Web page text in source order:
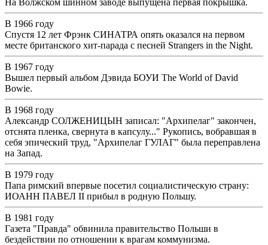
В 1966 году
Спустя 12 лет Фрэнк СИНАТРА опять оказался на первом
месте британского хит-парада с песней Strangers in the Night.
В 1967 году
Вышел первый альбом Дэвида БОУИ The World of David
Bowie.
В 1968 году
Александр СОЛЖЕНИЦЫН записал: "Архипелаг" закончен,
отснята пленка, свернута в капсулу..." Рукопись, вобравшая в
себя эпический труд, "Архипелаг ГУЛАГ" была переправлена
на Запад.
В 1979 году
Папа римский впервые посетил социалистическую страну:
ИОАНН ПАВЕЛ II прибыл в родную Польшу.
В 1981 году
Газета "Правда" обвинила правительство Польши в
бездействии по отношении к врагам коммунизма.